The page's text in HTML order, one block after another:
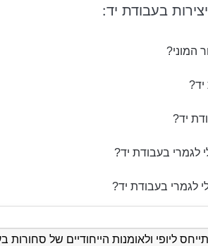
בעבודת יד:
המוני?
יד?
לגמרי בעבודת יד?
לגמרי בעבודת יד?
ליופי ולאומנות הייחודיים של סחורות